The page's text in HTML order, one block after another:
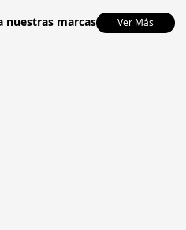
nuestras marcas Ver Más